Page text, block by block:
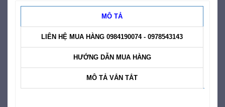
MÔ TẢ
LIÊN HỆ MUA HÀNG 0984190074 - 0978543143
HƯỚNG DẪN MUA HÀNG
MÔ TẢ VẮN TẮT